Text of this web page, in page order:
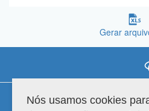
Gerar
Nós usamos cookies